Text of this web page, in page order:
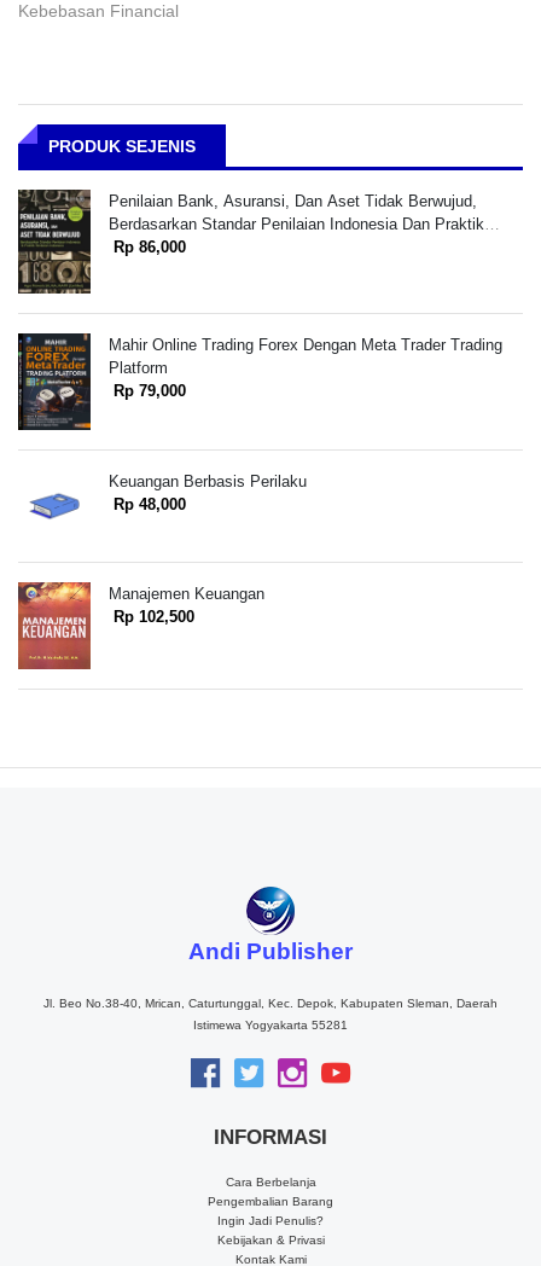
Kebebasan Financial
PRODUK SEJENIS
Penilaian Bank, Asuransi, Dan Aset Tidak Berwujud,
Berdasarkan Standar Penilaian Indonesia Dan Praktik
Penilaian Indonesia
Rp 86,000
Mahir Online Trading Forex Dengan Meta Trader Trading
Platform
Rp 79,000
Keuangan Berbasis Perilaku
Rp 48,000
Manajemen Keuangan
Rp 102,500
Andi Publisher
Jl. Beo No.38-40, Mrican, Caturtunggal, Kec. Depok, Kabupaten Sleman, Daerah
Istimewa Yogyakarta 55281
INFORMASI
Cara Berbelanja
Pengembalian Barang
Ingin Jadi Penulis?
Kebijakan & Privasi
Kontak Kami